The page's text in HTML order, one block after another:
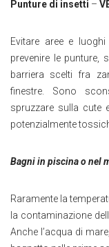
Punture di insetti –
Evitare aree e
prevenire le punture,
barriera scelti fra
finestre. Sono
spruzzare sulla cute
potenzialmente
Bagni in piscina o nel
Raramente la
la contaminazione
Anche l’acqua di